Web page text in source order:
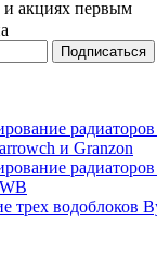
и акциях первым
и Granzon
трех водоблоков